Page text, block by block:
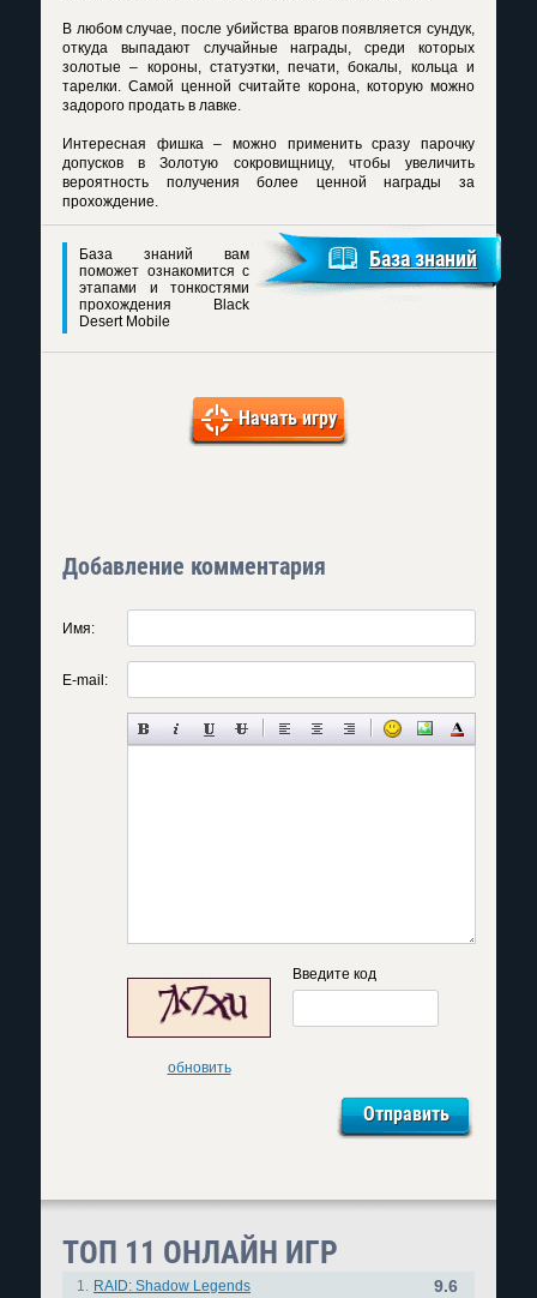
В любом случае, после убийства врагов появляется сундук,
откуда выпадают случайные награды, среди которых
золотые – короны, статуэтки, печати, бокалы, кольца и
тарелки. Самой ценной считайте корона, которую можно
задорого продать в лавке.
Интересная фишка – можно применить сразу парочку
допусков в Золотую сокровищницу, чтобы увеличить
вероятность получения более ценной награды за
прохождение.
База знаний вам
поможет ознакомится с
этапами и тонкостями
прохождения Black
Desert Mobile
База знаний
Начать игру
Добавление комментария
Имя:
E-mail:
обновить
Введите код
ТОП 11 ОНЛАЙН ИГР
1. RAID: Shadow Legends 9.6